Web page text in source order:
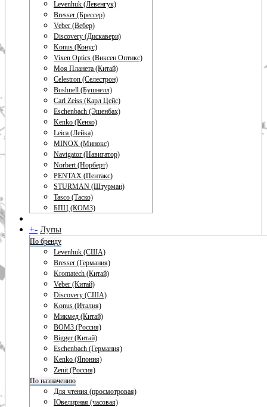
Levenhuk (Левенгук)
Bresser (Брессер)
Veber (Вебер)
Discovery (Дискавери)
Konus (Конус)
Vixen Optics (Виксен Оптикс)
Моя Планета (Китай)
Celestron (Селестрон)
Bushnell (Бушнелл)
Carl Zeiss (Карл Цейс)
Eschenbach (Эшенбах)
Kenko (Кенко)
Leica (Лейка)
MINOX (Минокс)
Navigator (Навигатор)
Norbert (Норберт)
PENTAX (Пентакс)
STURMAN (Штурман)
Tasco (Таско)
БПЦ (КОМЗ)
+- Лупы
По бренду
Levenhuk (США)
Bresser (Германия)
Kromatech (Китай)
Veber (Китай)
Discovery (США)
Konus (Италия)
Микмед (Китай)
ВОМЗ (Россия)
Bigger (Китай)
Eschenbach (Германия)
Kenko (Япония)
Zenit (Россия)
По назначению
Для чтения (просмотровая)
Ювелирная (часовая)